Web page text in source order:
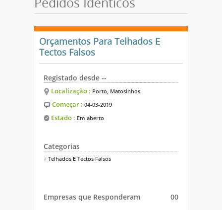
Pedidos Idênticos
Orçamentos Para Telhados E
Tectos Falsos
Registado desde --
Localização : Porto, Matosinhos
Começar : 04-03-2019
Estado : Em aberto
Categorias
Telhados E Tectos Falsos
Empresas que Responderam 00